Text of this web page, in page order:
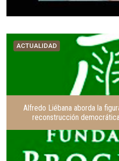
ACTUALIDAD
Alfredo Liébana aborda la
reconstrucción